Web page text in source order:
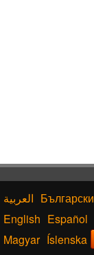
Български
English Español
Magyar Íslenska